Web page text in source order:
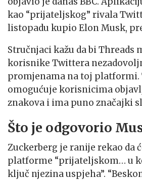
kao “prijateljskog” rivala
listopadu kupio Elon Musk,
Stručnjaci kažu da bi Threads
korisnike Twittera
promjenama na toj platformi.
omogućuje korisnicima
znakova i ima puno značajki
Što je odgovorio
Zuckerberg je ranije rekao da
platforme “prijateljskom… u
ključ njezina uspjeha”.